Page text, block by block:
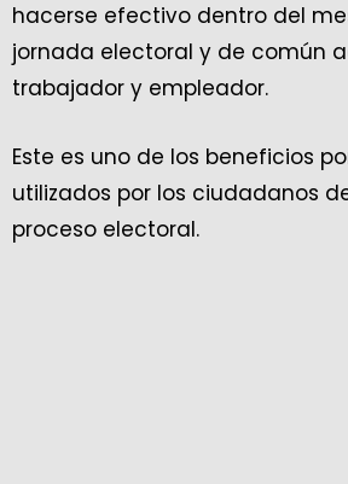
hacerse efectivo dentro del
jornada electoral y de común
trabajador y empleador.
Este es uno de los beneficios
utilizados por los ciudadanos
proceso electoral.